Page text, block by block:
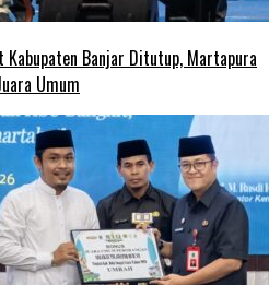
Kabupaten Banjar Ditutup, Martapura
Umum